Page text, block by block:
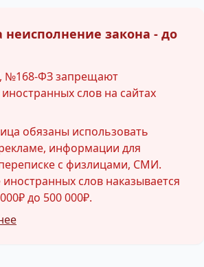
закона - до
№168-ФЗ запрещают
слов на сайтах
обязаны использовать
информации для
с физлицами, СМИ.
слов наказывается
до 500 000₽.